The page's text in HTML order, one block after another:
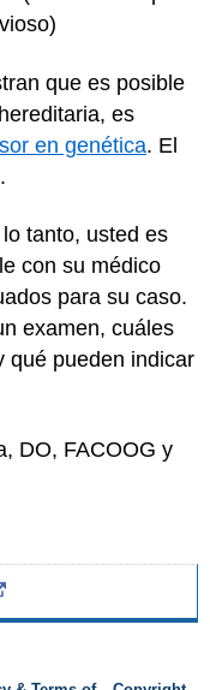
que es posible
es
en genética. El
tanto, usted es
con su médico
para su caso.
examen, cuáles
qué pueden indicar
DO, FACOOG y